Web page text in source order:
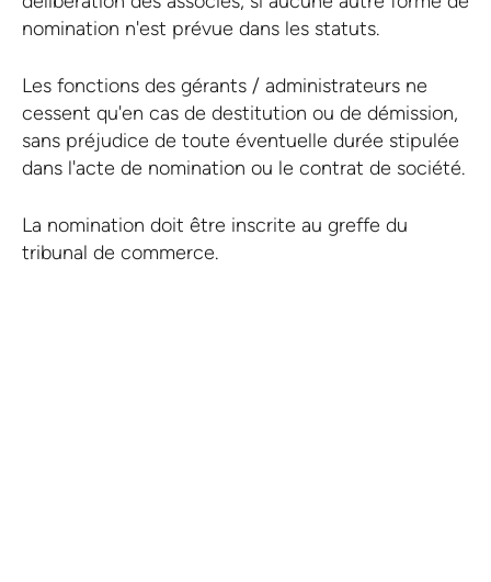
nomination n'est prévue dans les statuts.
Les fonctions des gérants / administrateurs ne
cessent qu'en cas de destitution ou de démission,
sans préjudice de toute éventuelle durée stipulée
dans l'acte de nomination ou le contrat de société.
La nomination doit être inscrite au greffe du
tribunal de commerce.